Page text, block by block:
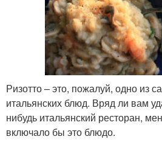
Ризотто – это, пожалуй, одно из
итальянских блюд. Вряд ли вам
нибудь итальянский ресторан,
включало бы это блюдо.